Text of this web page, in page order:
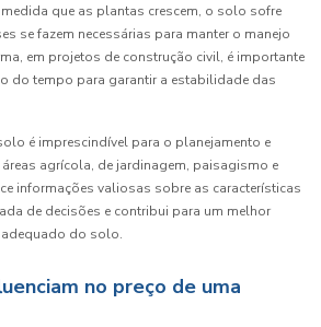
que as plantas crescem, o solo sofre
se fazem necessárias para manter o manejo
em projetos de construção civil, é importante
do tempo para garantir a estabilidade das
é imprescindível para o planejamento e
agrícola, de jardinagem, paisagismo e
informações valiosas sobre as características
de decisões e contribui para um melhor
adequado do solo.
no preço de uma